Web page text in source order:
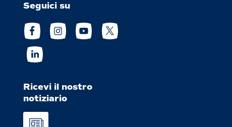
Seguici su
Ricevi il nostro
notiziario